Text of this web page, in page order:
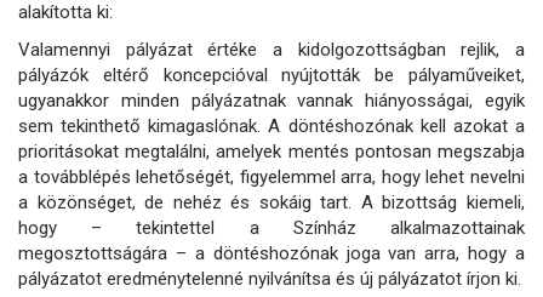
alakította ki:
Valamennyi pályázat értéke a kidolgozottságban rejlik, a
pályázók eltérő koncepcióval nyújtották be pályaműveiket,
ugyanakkor minden pályázatnak vannak hiányosságai, egyik
sem tekinthető kimagaslónak. A döntéshozónak kell azokat a
prioritásokat megtalálni, amelyek mentés pontosan megszabja
a továbblépés lehetőségét, figyelemmel arra, hogy lehet nevelni
a közönséget, de nehéz és sokáig tart. A bizottság kiemeli,
hogy – tekintettel a Színház alkalmazottainak
megosztottságára – a döntéshozónak joga van arra, hogy a
pályázatot eredménytelenné nyilvánítsa és új pályázatot írjon ki.